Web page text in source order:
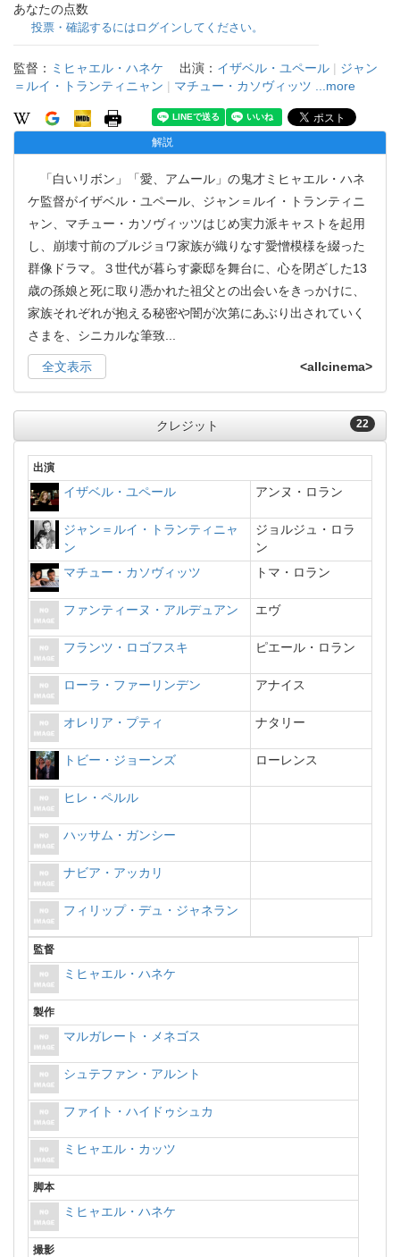
あなたの点数
投票・確認するにはログインしてください。
監督： ミヒャエル・ハネケ 出演： イザベル・ユペール | ジャン
＝ルイ・トランティニャン | マチュー・カソヴィッツ ...more
解説
「白いリボン」「愛、アムール」の鬼才ミヒャエル・ハネ
ケ監督がイザベル・ユペール、ジャン＝ルイ・トランティニ
ャン、マチュー・カソヴィッツはじめ実力派キャストを起用
し、崩壊寸前のブルジョワ家族が織りなす愛憎模様を綴った
群像ドラマ。３世代が暮らす豪邸を舞台に、心を閉ざした13
歳の孫娘と死に取り憑かれた祖父との出会いをきっかけに、
家族それぞれが抱える秘密や闇が次第にあぶり出されていく
さまを、シニカルな筆致...
全文表示 <allcinema>
22
クレジット
出演
イザベル・ユペール アンヌ・ロラン
ジャン＝ルイ・トランティニャ
ン
ジョルジュ・ロラ
ン
マチュー・カソヴィッツ
トマ・ロラン
ファンティーヌ・アルデュアン エヴ
フランツ・ロゴフスキ ピエール・ロラン
ローラ・ファーリンデン アナイス
オレリア・プティ ナタリー
トビー・ジョーンズ ローレンス
ヒレ・ペルル
ハッサム・ガンシー
ナビア・アッカリ
フィリップ・デュ・ジャネラン
監督
ミヒャエル・ハネケ
製作
マルガレート・メネゴス
シュテファン・アルント
ファイト・ハイドゥシュカ
ミヒャエル・カッツ
脚本
ミヒャエル・ハネケ
撮影